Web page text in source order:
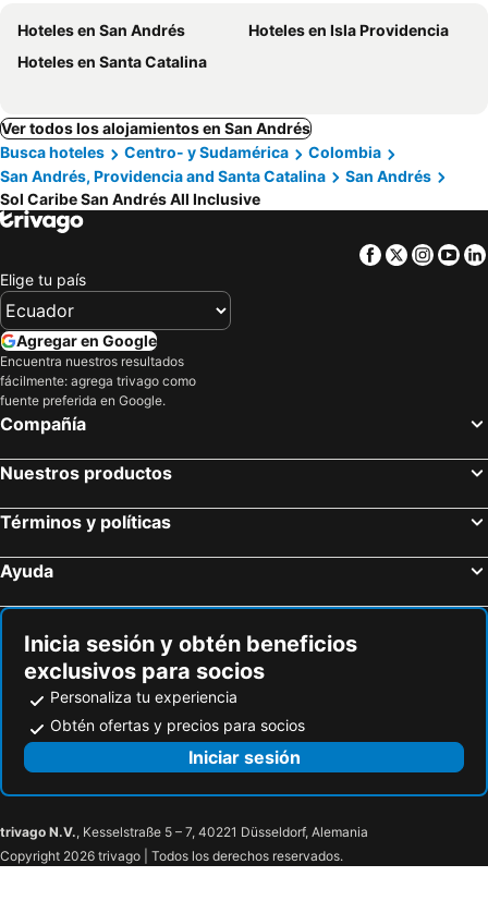
Hoteles en San Andrés
Hoteles en Isla Providencia
Hoteles en Santa Catalina
Ver todos los alojamientos en San Andrés
Busca hoteles
Centro- y Sudamérica
Colombia
San Andrés, Providencia and Santa Catalina
San Andrés
Sol Caribe San Andrés All Inclusive
Facebook
Twitter
Elige tu país
Agregar en Google
Encuentra nuestros resultados
fácilmente: agrega trivago como
fuente preferida en Google.
Compañía
Nuestros productos
Términos y políticas
Ayuda
Inicia sesión y obtén beneficios
exclusivos para socios
Personaliza tu experiencia
Obtén ofertas y precios para socios
Iniciar sesión
trivago N.V., Kesselstraße 5 – 7, 40221 Düsseldorf, Alemania
Copyright 2026 trivago | Todos los derechos reservados.